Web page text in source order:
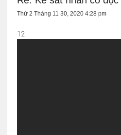
Thứ 2 Tháng 11 30, 2020 4:28 pm
12